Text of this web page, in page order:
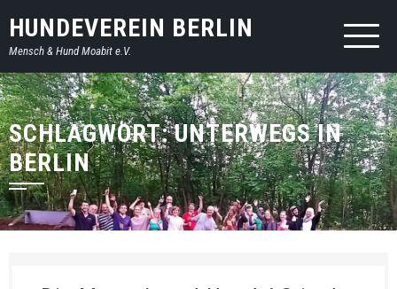
HUNDEVEREIN BERLIN
Mensch & Hund Moabit e.V.
SCHLAGWORT: UNTERWEGS IN
BERLIN